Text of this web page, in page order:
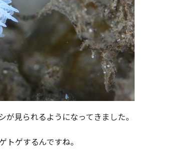
見られるようになってきました。
ゲするんですね。